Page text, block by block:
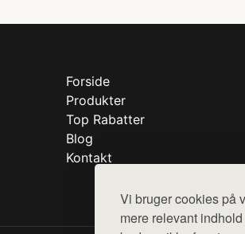
Vi bruger cookies på
mere relevant
Forside
Produkter
Top Rabatter
Blog
Kontakt